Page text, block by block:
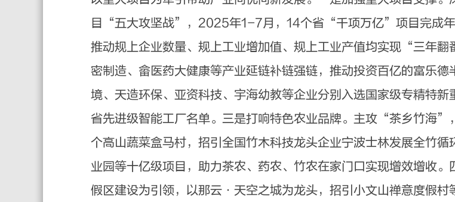
目“五大攻坚战”，2025年1-7月，14个省“千项万亿”项目完成年
推动规上企业数量、规上工业增加值、规上工业产值均实现“三年
密制造、畲医药大健康等产业延链补链强链，推动投资百亿的富乐
境、天造环保、亚资科技、宇海幼教等企业分别入选国家级专精特
省先进级智能工厂名单。三是打响特色农业品牌。主攻“茶乡竹海”
个高山蔬菜盒马村，招引全国竹木科技龙头企业宁波士林发展全竹
业园等十亿级项目，助力茶农、药农、竹农在家门口实现增效增收
假区建设为引领，以那云·天空之城为龙头，招引小文山禅意度假